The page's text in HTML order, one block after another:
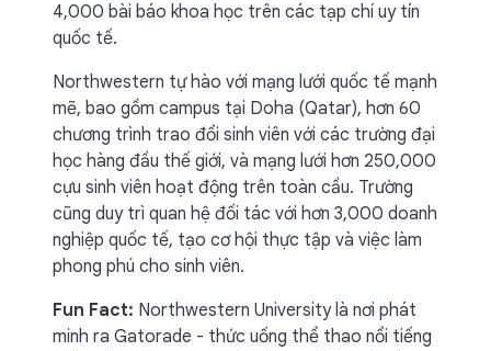
4,000 bài báo khoa học trên các tạp chí uy tín
quốc tế.
Northwestern tự hào với mạng lưới quốc tế mạnh
mẽ, bao gồm campus tại Doha (Qatar), hơn 60
chương trình trao đổi sinh viên với các trường đại
học hàng đầu thế giới, và mạng lưới hơn 250,000
cựu sinh viên hoạt động trên toàn cầu. Trường
cũng duy trì quan hệ đối tác với hơn 3,000 doanh
nghiệp quốc tế, tạo cơ hội thực tập và việc làm
phong phú cho sinh viên.
Fun Fact: Northwestern University là nơi phát
minh ra Gatorade - thức uống thể thao nổi tiếng